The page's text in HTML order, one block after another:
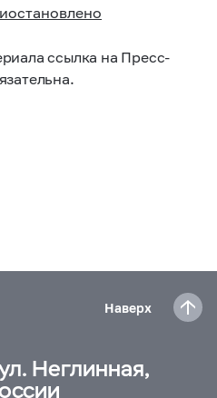
ссылка на Пресс-
Наверх
Неглинная,